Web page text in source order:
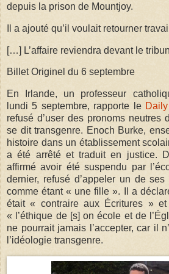
depuis la prison de Mountjoy.
Il a ajouté qu’il voulait retourner
[…] L’affaire reviendra devant le
Billet Originel du 6 septembre
En Irlande, un professeur
lundi 5 septembre, rapporte leDaily
refusé d’user des pronoms neutres
se dit transgenre. Enoch Burke,
histoire dans un établissement
a été arrêté et traduit en justice.
affirmé avoir été suspendu par
dernier, refusé d’appeler un de
comme étant « une fille ». Il a
était « contraire aux Écritures »
« l’éthique de [s] on école et de
ne pourrait jamais l’accepter, car il
l’idéologie transgenre.